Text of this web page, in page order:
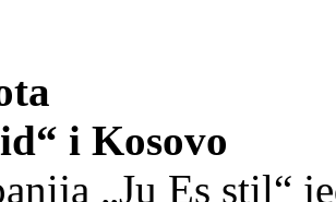
i Kosovo
„Ju Es stil“